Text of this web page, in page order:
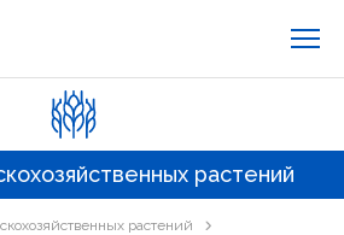
растений
растений